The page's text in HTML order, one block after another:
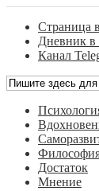
Страница
Дневник в
Канал
Достаток
Мнение